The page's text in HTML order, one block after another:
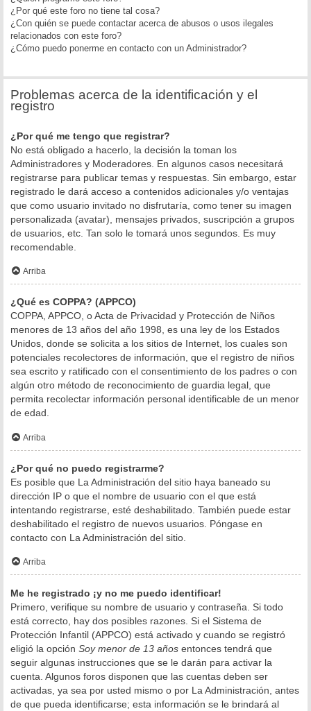
¿Por qué este foro no tiene tal cosa?
¿Con quién se puede contactar acerca de abusos o usos ilegales
relacionados con este foro?
¿Cómo puedo ponerme en contacto con un Administrador?
Problemas acerca de la identificación y el
registro
¿Por qué me tengo que registrar?
No está obligado a hacerlo, la decisión la toman los
Administradores y Moderadores. En algunos casos necesitará
registrarse para publicar temas y respuestas. Sin embargo, estar
registrado le dará acceso a contenidos adicionales y/o ventajas
que como usuario invitado no disfrutaría, como tener su imagen
personalizada (avatar), mensajes privados, suscripción a grupos
de usuarios, etc. Tan solo le tomará unos segundos. Es muy
recomendable.
Arriba
¿Qué es COPPA? (APPCO)
COPPA, APPCO, o Acta de Privacidad y Protección de Niños
menores de 13 años del año 1998, es una ley de los Estados
Unidos, donde se solicita a los sitios de Internet, los cuales son
potenciales recolectores de información, que el registro de niños
sea escrito y ratificado con el consentimiento de los padres o con
algún otro método de reconocimiento de guardia legal, que
permita recolectar información personal identificable de un menor
de edad.
Arriba
¿Por qué no puedo registrarme?
Es posible que La Administración del sitio haya baneado su
dirección IP o que el nombre de usuario con el que está
intentando registrarse, esté deshabilitado. También puede estar
deshabilitado el registro de nuevos usuarios. Póngase en
contacto con La Administración del sitio.
Arriba
Me he registrado ¡y no me puedo identificar!
Primero, verifique su nombre de usuario y contraseña. Si todo
está correcto, hay dos posibles razones. Si el Sistema de
Protección Infantil (APPCO) está activado y cuando se registró
eligió la opción Soy menor de 13 años entonces tendrá que
seguir algunas instrucciones que se le darán para activar la
cuenta. Algunos foros disponen que las cuentas deben ser
activadas, ya sea por usted mismo o por La Administración, antes
de que pueda identificarse; esta información se le brindará al